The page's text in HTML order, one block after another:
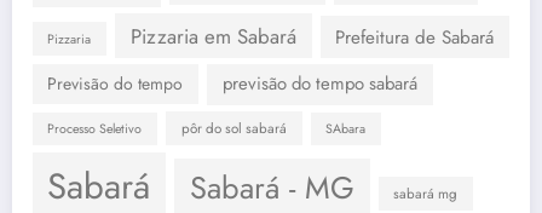
Pizzaria Pizzaria em Sabará Prefeitura de Sabará
Previsão do tempo previsão do tempo sabará
Processo Seletivo pôr do sol sabará SAbara
Sabará Sabará - MG sabará mg